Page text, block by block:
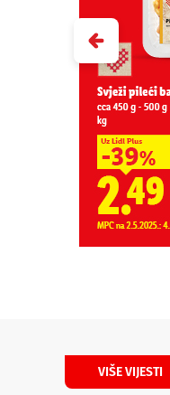
VIŠE VIJESTI